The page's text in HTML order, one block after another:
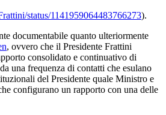
status/1141959064483766273).
documentabile quanto ulteriormente
, ovvero che il Presidente Frattini
consolidato e continuativo di
una frequenza di contatti che esulano
del Presidente quale Ministro e
configurano un rapporto con una delle